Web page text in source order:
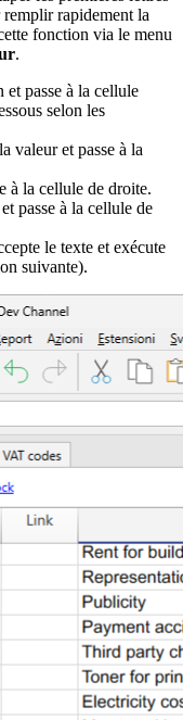
rapidement la
fonction via le menu
.
et passe à la cellule
selon les
valeur et passe à la
à la cellule de droite.
passe à la cellule de
le texte et exécute
suivante).